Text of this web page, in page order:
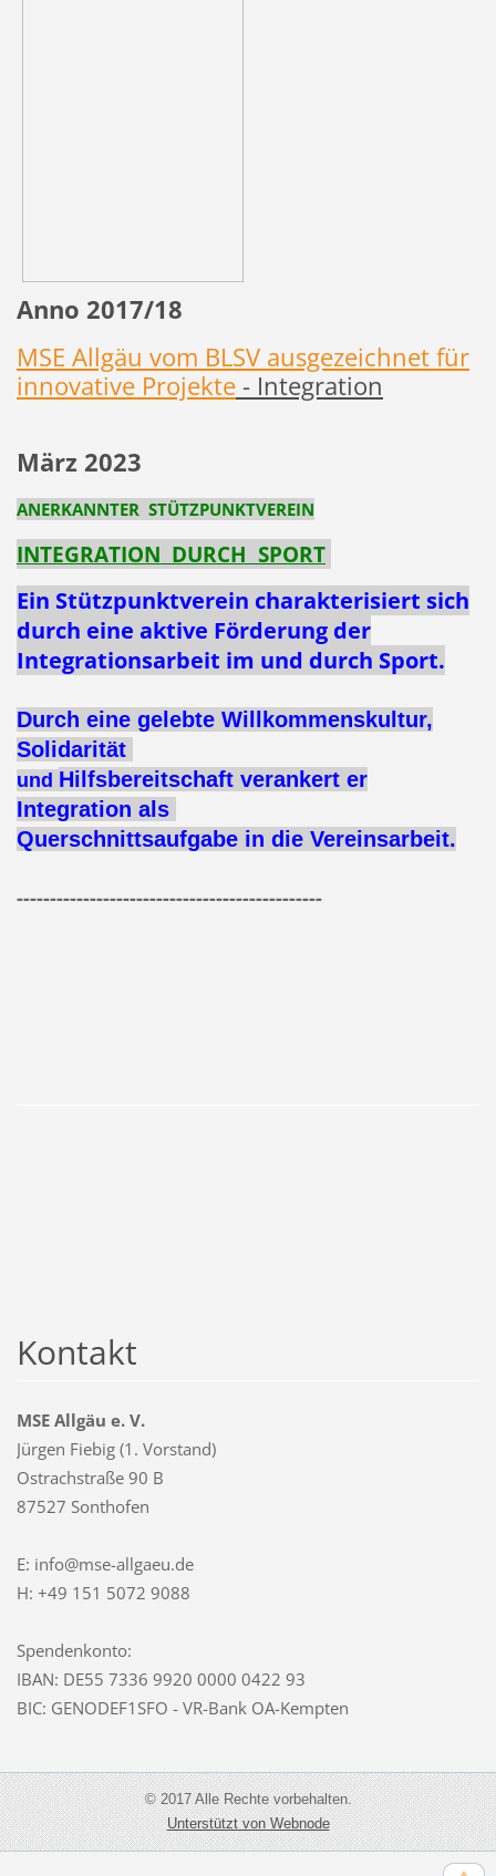
Anno 2017/18
MSE Allgäu vom BLSV ausgezeichnet für
innovative Projekte- Integration
März 2023
ANERKANNTER STÜTZPUNKTVEREIN
INTEGRATION DURCH SPORT
Ein Stützpunktverein charakterisiert sich
durch eine aktive Förderung der
Integrationsarbeit im und durch Sport.
Durch eine gelebte Willkommenskultur,
Solidarität
und Hilfsbereitschaft verankert er
Integration als
Querschnittsaufgabe in die Vereinsarbeit.
----------------------------------------------
Kontakt
MSE Allgäu e. V.
Jürgen Fiebig (1. Vorstand)
Ostrachstraße 90 B
87527 Sonthofen
E: info@mse-allgaeu.de
H: +49 151 5072 9088
Spendenkonto:
IBAN: DE55 7336 9920 0000 0422 93
BIC: GENODEF1SFO - VR-Bank OA-Kempten
© 2017 Alle Rechte vorbehalten.
Unterstützt von Webnode